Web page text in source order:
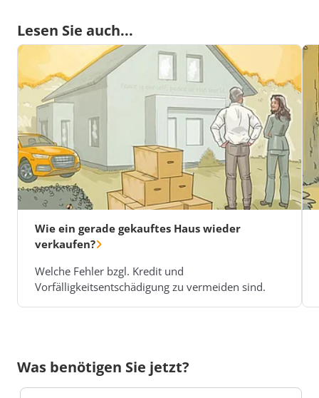
Lesen Sie auch...
Wie ein gerade gekauftes Haus wieder
verkaufen?
Welche Fehler bzgl. Kredit und
Vorfälligkeitsentschädigung zu vermeiden sind.
Was benötigen Sie jetzt?